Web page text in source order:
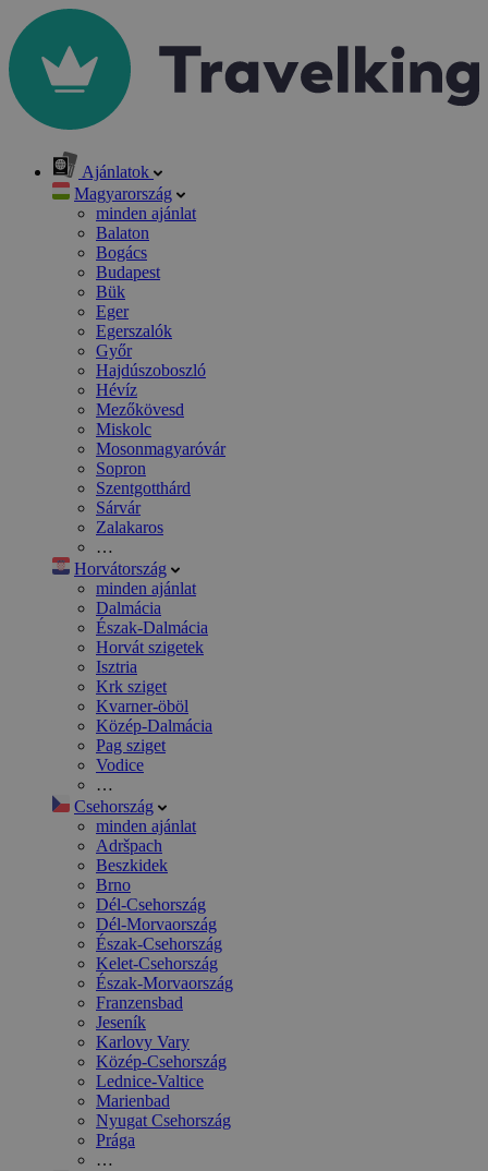
Ajánlatok
Magyarország
minden ajánlat
Balaton
Bogács
Budapest
Bük
Eger
Egerszalók
Győr
Hajdúszoboszló
Hévíz
Mezőkövesd
Miskolc
Mosonmagyaróvár
Sopron
Szentgotthárd
Sárvár
Zalakaros
…
Horvátország
minden ajánlat
Dalmácia
Észak-Dalmácia
Horvát szigetek
Isztria
Krk sziget
Kvarner-öböl
Közép-Dalmácia
Pag sziget
Vodice
…
Csehország
minden ajánlat
Adršpach
Beszkidek
Brno
Dél-Csehország
Dél-Morvaország
Észak-Csehország
Kelet-Csehország
Észak-Morvaország
Franzensbad
Jeseník
Karlovy Vary
Közép-Csehország
Lednice-Valtice
Marienbad
Nyugat Csehország
Prága
…